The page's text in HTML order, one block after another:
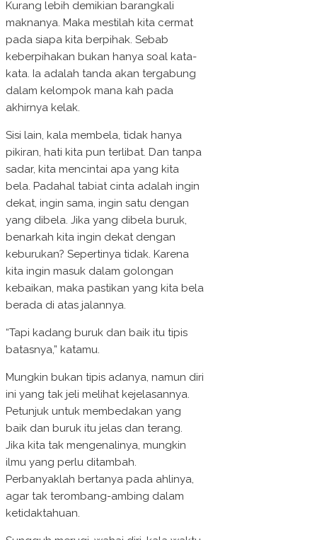
Kurang lebih demikian barangkali
maknanya. Maka mestilah kita cermat
pada siapa kita berpihak. Sebab
keberpihakan bukan hanya soal kata-
kata. Ia adalah tanda akan tergabung
dalam kelompok mana kah pada
akhirnya kelak.
Sisi lain, kala membela, tidak hanya
pikiran, hati kita pun terlibat. Dan tanpa
sadar, kita mencintai apa yang kita
bela. Padahal tabiat cinta adalah ingin
dekat, ingin sama, ingin satu dengan
yang dibela. Jika yang dibela buruk,
benarkah kita ingin dekat dengan
keburukan? Sepertinya tidak. Karena
kita ingin masuk dalam golongan
kebaikan, maka pastikan yang kita bela
berada di atas jalannya.
“Tapi kadang buruk dan baik itu tipis
batasnya,” katamu.
Mungkin bukan tipis adanya, namun diri
ini yang tak jeli melihat kejelasannya.
Petunjuk untuk membedakan yang
baik dan buruk itu jelas dan terang.
Jika kita tak mengenalinya, mungkin
ilmu yang perlu ditambah.
Perbanyaklah bertanya pada ahlinya,
agar tak terombang-ambing dalam
ketidaktahuan.